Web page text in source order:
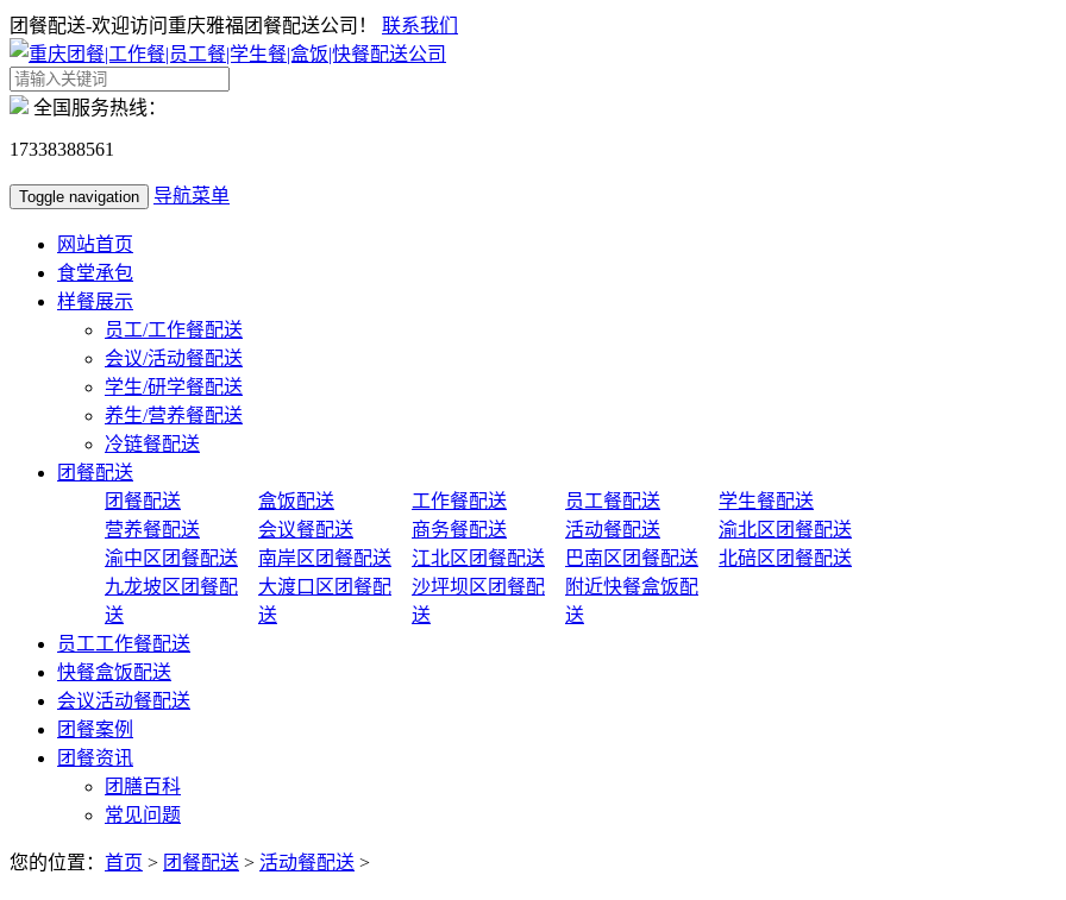
团餐配送-欢迎访问重庆雅福团餐配送公司！ 联系我们
全国服务热线：
17338388561
Toggle navigation 导航菜单
网站首页
食堂承包
样餐展示
员工/工作餐配送
会议/活动餐配送
学生/研学餐配送
养生/营养餐配送
冷链餐配送
团餐配送
团餐配送
盒饭配送 工作餐配送 员工餐配送
学生餐配送
营养餐配送
会议餐配送 商务餐配送 活动餐配送
渝北区团餐配送
渝中区团餐配送
南岸区团餐配送 江北区团餐配送 巴南区团餐配送
北碚区团餐配送
九龙坡区团餐配
送
大渡口区团餐配
送
沙坪坝区团餐配
送
附近快餐盒饭配
送
员工工作餐配送
快餐盒饭配送
会议活动餐配送
团餐案例
团餐资讯
团膳百科
常见问题
您的位置： 首页 > 团餐配送 > 活动餐配送 >